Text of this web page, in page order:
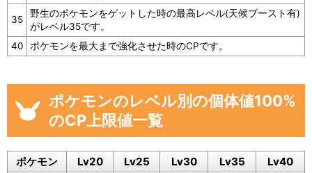
35
野生のポケモンをゲットした時の最高レベル(天候ブースト有)
がレベル35です。
40
ポケモンを最大まで強化させた時のCPです。
ポケモンのレベル別の個体値100%
のCP上限値一覧
ポケモン Lv20 Lv25 Lv30 Lv35 Lv40